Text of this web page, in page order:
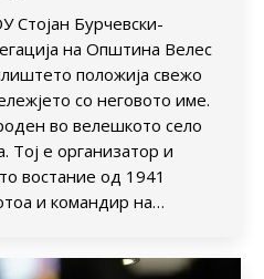
Стојан Бурчевски-
на Општина Велес
положија свежо
со неговото име.
во велешкото село
Тој е организатор и
востание од 1941
и командир на…